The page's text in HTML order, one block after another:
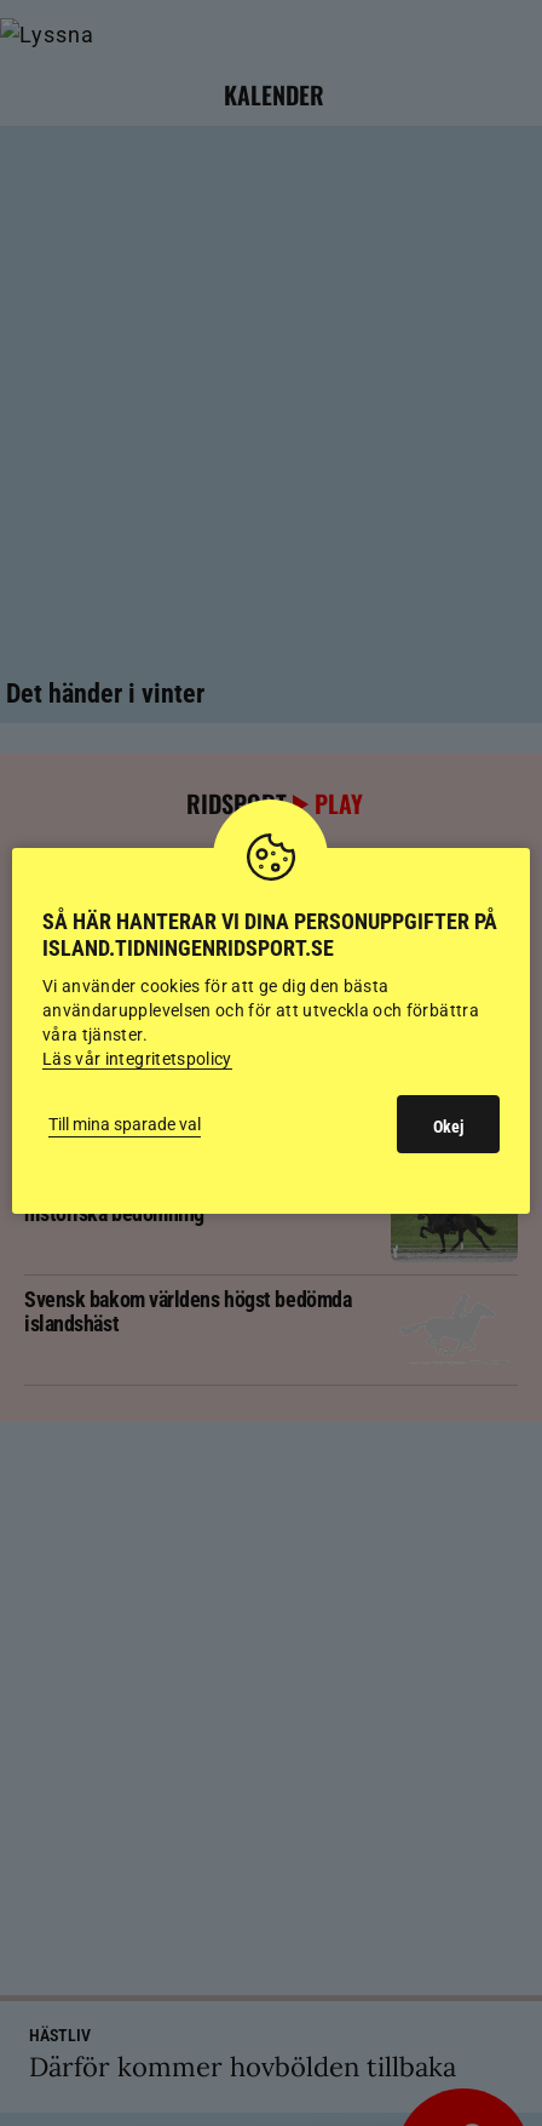
KALENDER
Det händer i vinter
RIDSPORT PLAY
Kolla klippet: Sju av nio stilpassmedaljer
till Sverige – se de tre guldloppen
inför finalen
Kolla klippet: Svenskägda hingsten bäst
historiska bedömning
Svensk bakom världens högst bedömda
islandshäst
HÄSTLIV
Därför kommer hovbölden tillbaka
SÅ HÄR HANTERAR VI DINA PERSONUPPGIFTER PÅ
ISLAND.TIDNINGENRIDSPORT.SE
Vi använder cookies för att ge dig den bästa
användarupplevelsen och för att utveckla och förbättra
våra tjänster.
Läs vår integritetspolicy
Till mina sparade val Okej